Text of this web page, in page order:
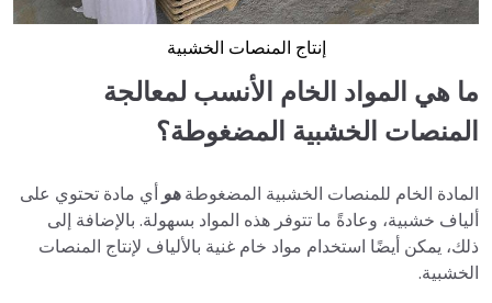
إنتاج المنصات الخشبية
ما هي المواد الخام الأنسب لمعالجة
المنصات الخشبية المضغوطة؟
المادة الخام للمنصات الخشبية المضغوطةهو أي مادة تحتوي على
ألياف خشبية، وعادةً ما تتوفر هذه المواد بسهولة. بالإضافة إلى
ذلك، يمكن أيضًا استخدام مواد خام غنية بالألياف لإنتاج المنصات
الخشبية.